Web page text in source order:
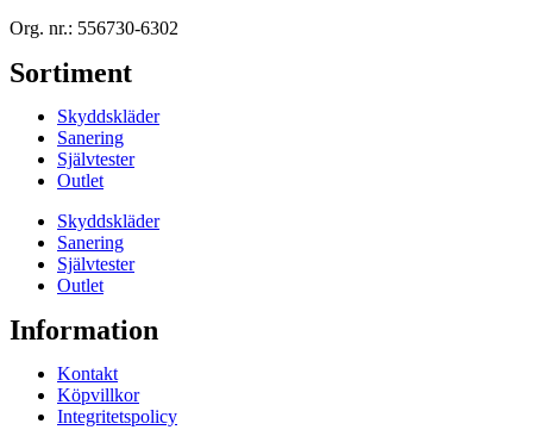
Org. nr.: 556730-6302
Sortiment
Skyddskläder
Sanering
Självtester
Outlet
Skyddskläder
Sanering
Självtester
Outlet
Information
Kontakt
Köpvillkor
Integritetspolicy